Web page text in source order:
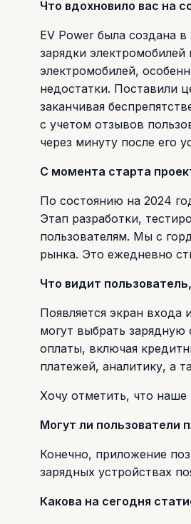
Что вдохновило вас на
EV Power была создана
зарядки
электромобилей,
недостатки. Поставили
заканчивая
с учетом отзывов
через минуту после его
С момента старта
По состоянию на 2024
Этап разработки,
пользователям. Мы с
рынка. Это ежедневно
Что видит
Появляется экран
могут выбрать
оплаты, включая
платежей, аналитику, а
Хочу отметить, что наше
Могут ли пользователи
Конечно, приложение
зарядных устройствах
Какова на сегодня